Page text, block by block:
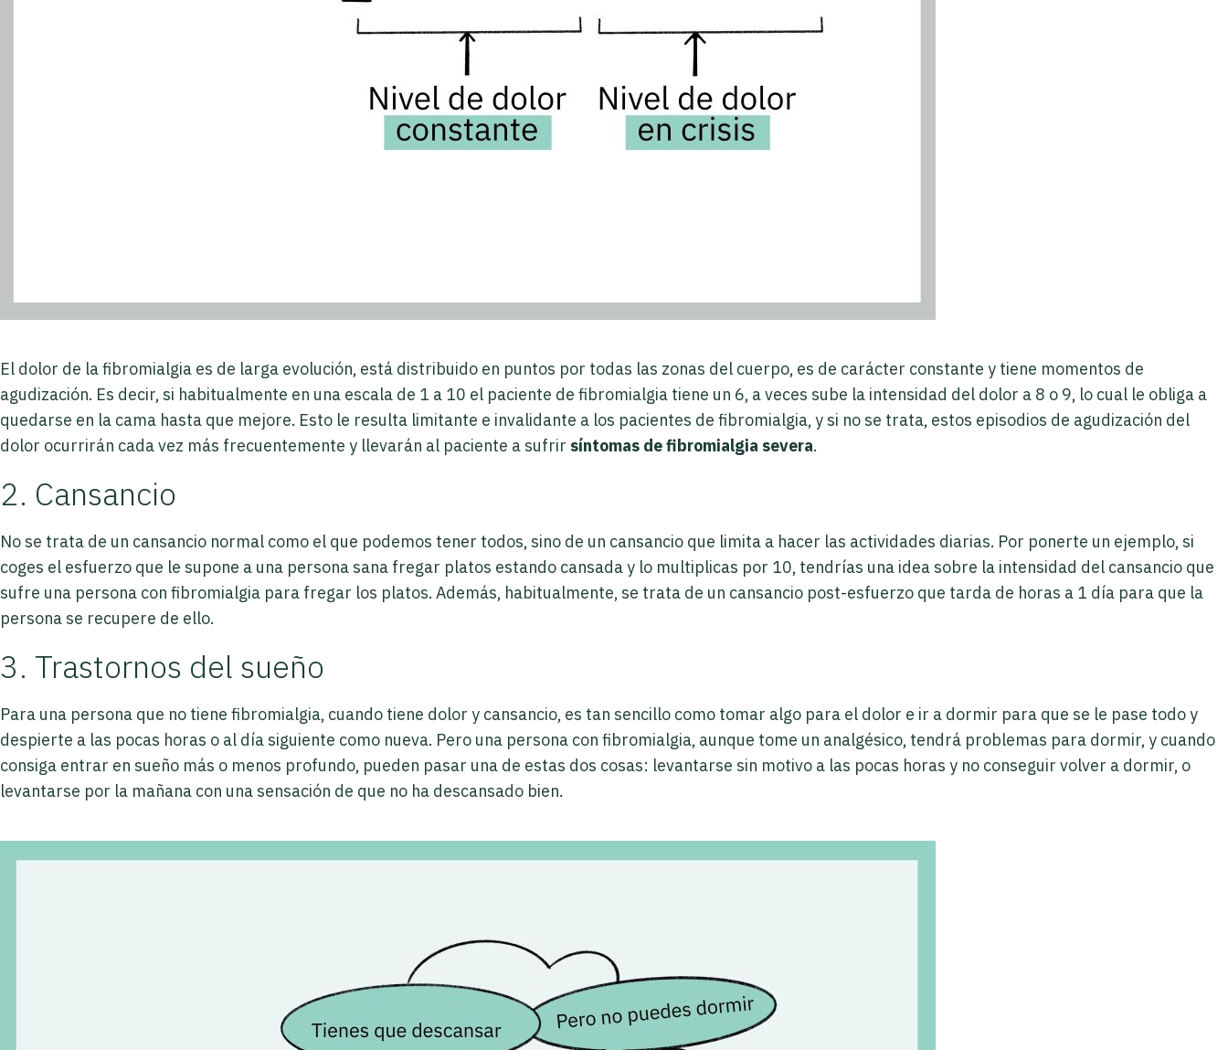
El dolor de la fibromialgia es de larga evolución, está distribuido en puntos por todas las zonas del cuerpo, es de carácter constante y tiene momentos de
agudización. Es decir, si habitualmente en una escala de 1 a 10 el paciente de fibromialgia tiene un 6, a veces sube la intensidad del dolor a 8 o 9, lo cual le obliga a
quedarse en la cama hasta que mejore. Esto le resulta limitante e invalidante a los pacientes de fibromialgia, y si no se trata, estos episodios de agudización del
dolor ocurrirán cada vez más frecuentemente y llevarán al paciente a sufrir síntomas de fibromialgia severa.
2. Cansancio
No se trata de un cansancio normal como el que podemos tener todos, sino de un cansancio que limita a hacer las actividades diarias. Por ponerte un ejemplo, si
coges el esfuerzo que le supone a una persona sana fregar platos estando cansada y lo multiplicas por 10, tendrías una idea sobre la intensidad del cansancio que
sufre una persona con fibromialgia para fregar los platos. Además, habitualmente, se trata de un cansancio post-esfuerzo que tarda de horas a 1 día para que la
persona se recupere de ello.
3. Trastornos del sueño
Para una persona que no tiene fibromialgia, cuando tiene dolor y cansancio, es tan sencillo como tomar algo para el dolor e ir a dormir para que se le pase todo y
despierte a las pocas horas o al día siguiente como nueva. Pero una persona con fibromialgia, aunque tome un analgésico, tendrá problemas para dormir, y cuando
consiga entrar en sueño más o menos profundo, pueden pasar una de estas dos cosas: levantarse sin motivo a las pocas horas y no conseguir volver a dormir, o
levantarse por la mañana con una sensación de que no ha descansado bien.